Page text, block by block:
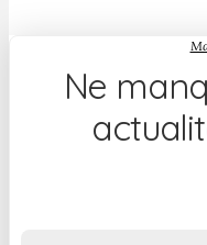
Ne